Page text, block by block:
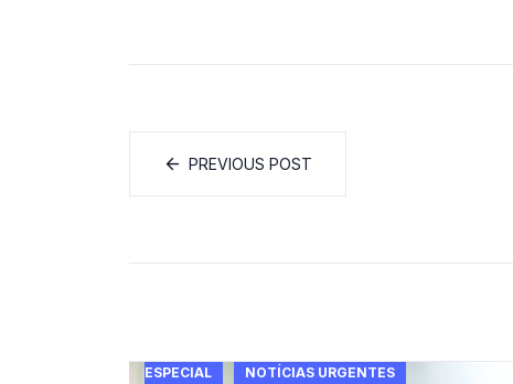
PREVIOUS POST
ESPECIAL NOTÍCIAS URGENTES